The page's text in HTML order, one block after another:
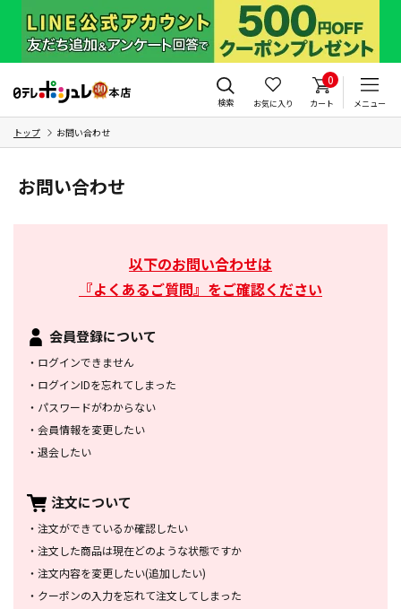
検索 お気に入り
0
カート メニュー
トップ お問い合わせ
お問い合わせ
以下のお問い合わせは
『よくあるご質問』をご確認ください
会員登録について
・ ログインできません
・ ログインIDを忘れてしまった
・ パスワードがわからない
・ 会員情報を変更したい
・ 退会したい
注文について
・ 注文ができているか確認したい
・ 注文した商品は現在どのような状態ですか
・ 注文内容を変更したい(追加したい)
・ クーポンの入力を忘れて注文してしまった